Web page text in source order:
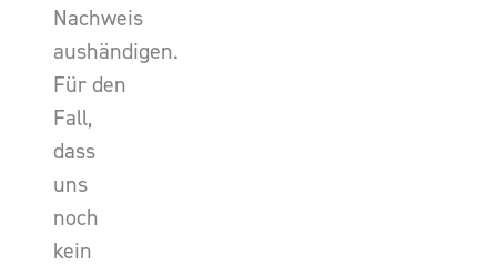
Nachweis
aushändigen.
Für den
Fall,
dass
uns
noch
kein